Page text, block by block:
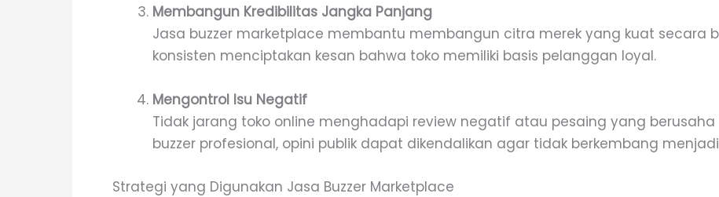
Membangun Kredibilitas Jangka Panjang
Jasa buzzer marketplace membantu membangun citra merek yang kuat secara
konsisten menciptakan kesan bahwa toko memiliki basis pelanggan loyal.
Mengontrol Isu Negatif
Tidak jarang toko online menghadapi review negatif atau pesaing yang
buzzer profesional, opini publik dapat dikendalikan agar tidak berkembang menjadi
Strategi yang Digunakan Jasa Buzzer Marketplace